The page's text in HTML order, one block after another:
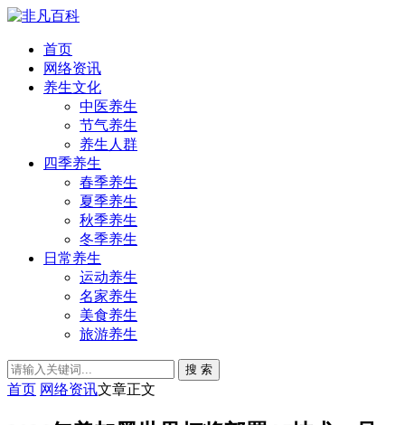
首页
网络资讯
养生文化
中医养生
节气养生
养生人群
四季养生
春季养生
夏季养生
秋季养生
冬季养生
日常养生
运动养生
名家养生
美食养生
旅游养生
搜 索
首页 网络资讯文章正文